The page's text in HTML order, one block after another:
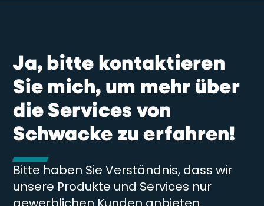
Ja, bitte kontaktieren
Sie mich, um mehr über
die Services von
Schwacke zu erfahren!